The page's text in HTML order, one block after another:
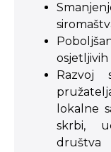
osjetljivih
Razvoj
lokalne
skrbi,
društva